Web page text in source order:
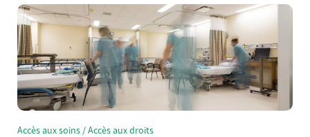
Accès aux soins / Accès aux droits